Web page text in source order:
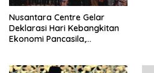
Nusantara Centre Gelar
Deklarasi Hari Kebangkitan
Ekonomi Pancasila,